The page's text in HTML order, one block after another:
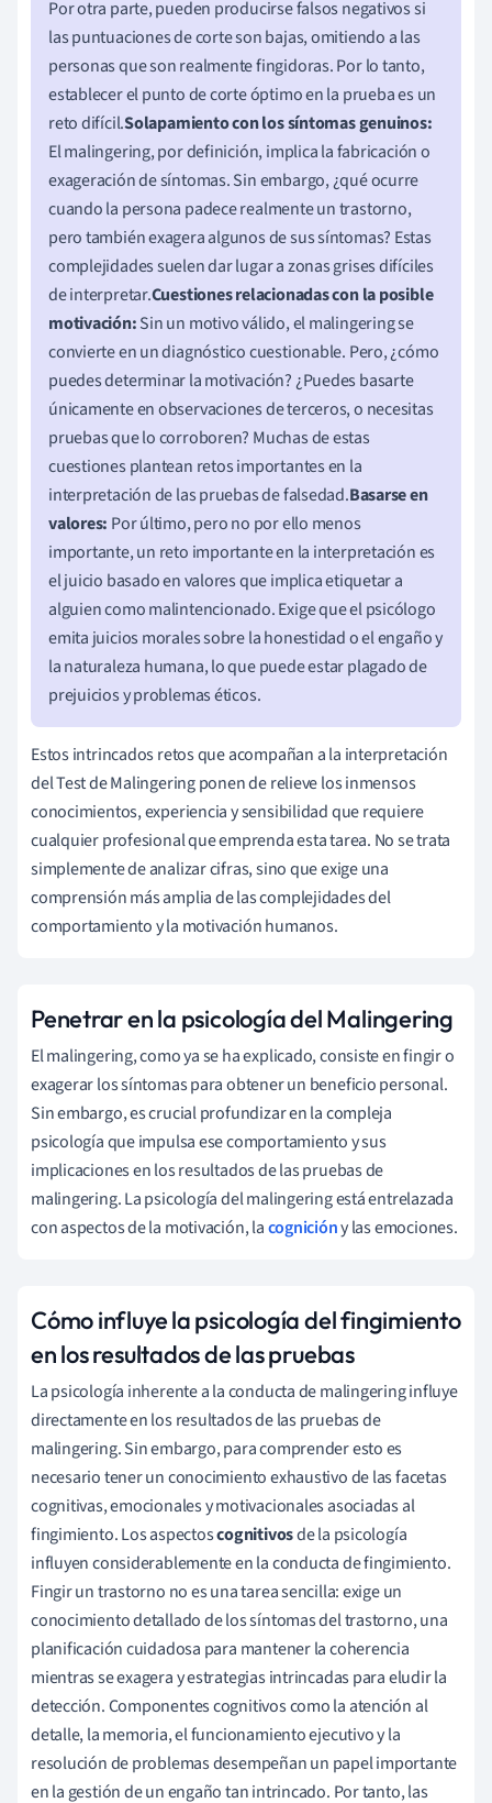
Por otra parte, pueden producirse falsos negativos si
las puntuaciones de corte son bajas, omitiendo a las
personas que son realmente fingidoras. Por lo tanto,
establecer el punto de corte óptimo en la prueba es un
reto difícil.Solapamiento con los síntomas genuinos:
El malingering, por definición, implica la fabricación o
exageración de síntomas. Sin embargo, ¿qué ocurre
cuando la persona padece realmente un trastorno,
pero también exagera algunos de sus síntomas? Estas
complejidades suelen dar lugar a zonas grises difíciles
de interpretar.Cuestiones relacionadas con la posible
motivación:Sin un motivo válido, el malingering se
convierte en un diagnóstico cuestionable. Pero, ¿cómo
puedes determinar la motivación? ¿Puedes basarte
únicamente en observaciones de terceros, o necesitas
pruebas que lo corroboren? Muchas de estas
cuestiones plantean retos importantes en la
interpretación de las pruebas de falsedad.Basarse en
valores: Por último, pero no por ello menos
importante, un reto importante en la interpretación es
el juicio basado en valores que implica etiquetar a
alguien como malintencionado. Exige que el psicólogo
emita juicios morales sobre la honestidad o el engaño y
la naturaleza humana, lo que puede estar plagado de
prejuicios y problemas éticos.
Estos intrincados retos que acompañan a la interpretación
del Test de Malingering ponen de relieve los inmensos
conocimientos, experiencia y sensibilidad que requiere
cualquier profesional que emprenda esta tarea. No se trata
simplemente de analizar cifras, sino que exige una
comprensión más amplia de las complejidades del
comportamiento y la motivación humanos.
Penetrar en la psicología del Malingering
El malingering, como ya se ha explicado, consiste en fingir o
exagerar los síntomas para obtener un beneficio personal.
Sin embargo, es crucial profundizar en la compleja
psicología que impulsa ese comportamiento y sus
implicaciones en los resultados de las pruebas de
malingering. La psicología del malingering está entrelazada
con aspectos de la motivación, lacognicióny las emociones.
Cómo influye la psicología del fingimiento
en los resultados de las pruebas
La psicología inherente a la conducta de malingering influye
directamente en los resultados de las pruebas de
malingering. Sin embargo, para comprender esto es
necesario tener un conocimiento exhaustivo de las facetas
cognitivas, emocionales y motivacionales asociadas al
fingimiento. Los aspectoscognitivosde la psicología
influyen considerablemente en la conducta de fingimiento.
Fingir un trastorno no es una tarea sencilla: exige un
conocimiento detallado de los síntomas del trastorno, una
planificación cuidadosa para mantener la coherencia
mientras se exagera y estrategias intrincadas para eludir la
detección. Componentes cognitivos como la atención al
detalle, la memoria, el funcionamiento ejecutivo y la
resolución de problemas desempeñan un papel importante
en la gestión de un engaño tan intrincado. Por tanto, las